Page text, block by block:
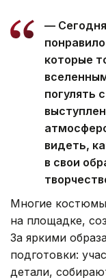
—
которые
погулять
видеть,
в свои
Многие
на площадке,
За яркими
подготовки:
детали,